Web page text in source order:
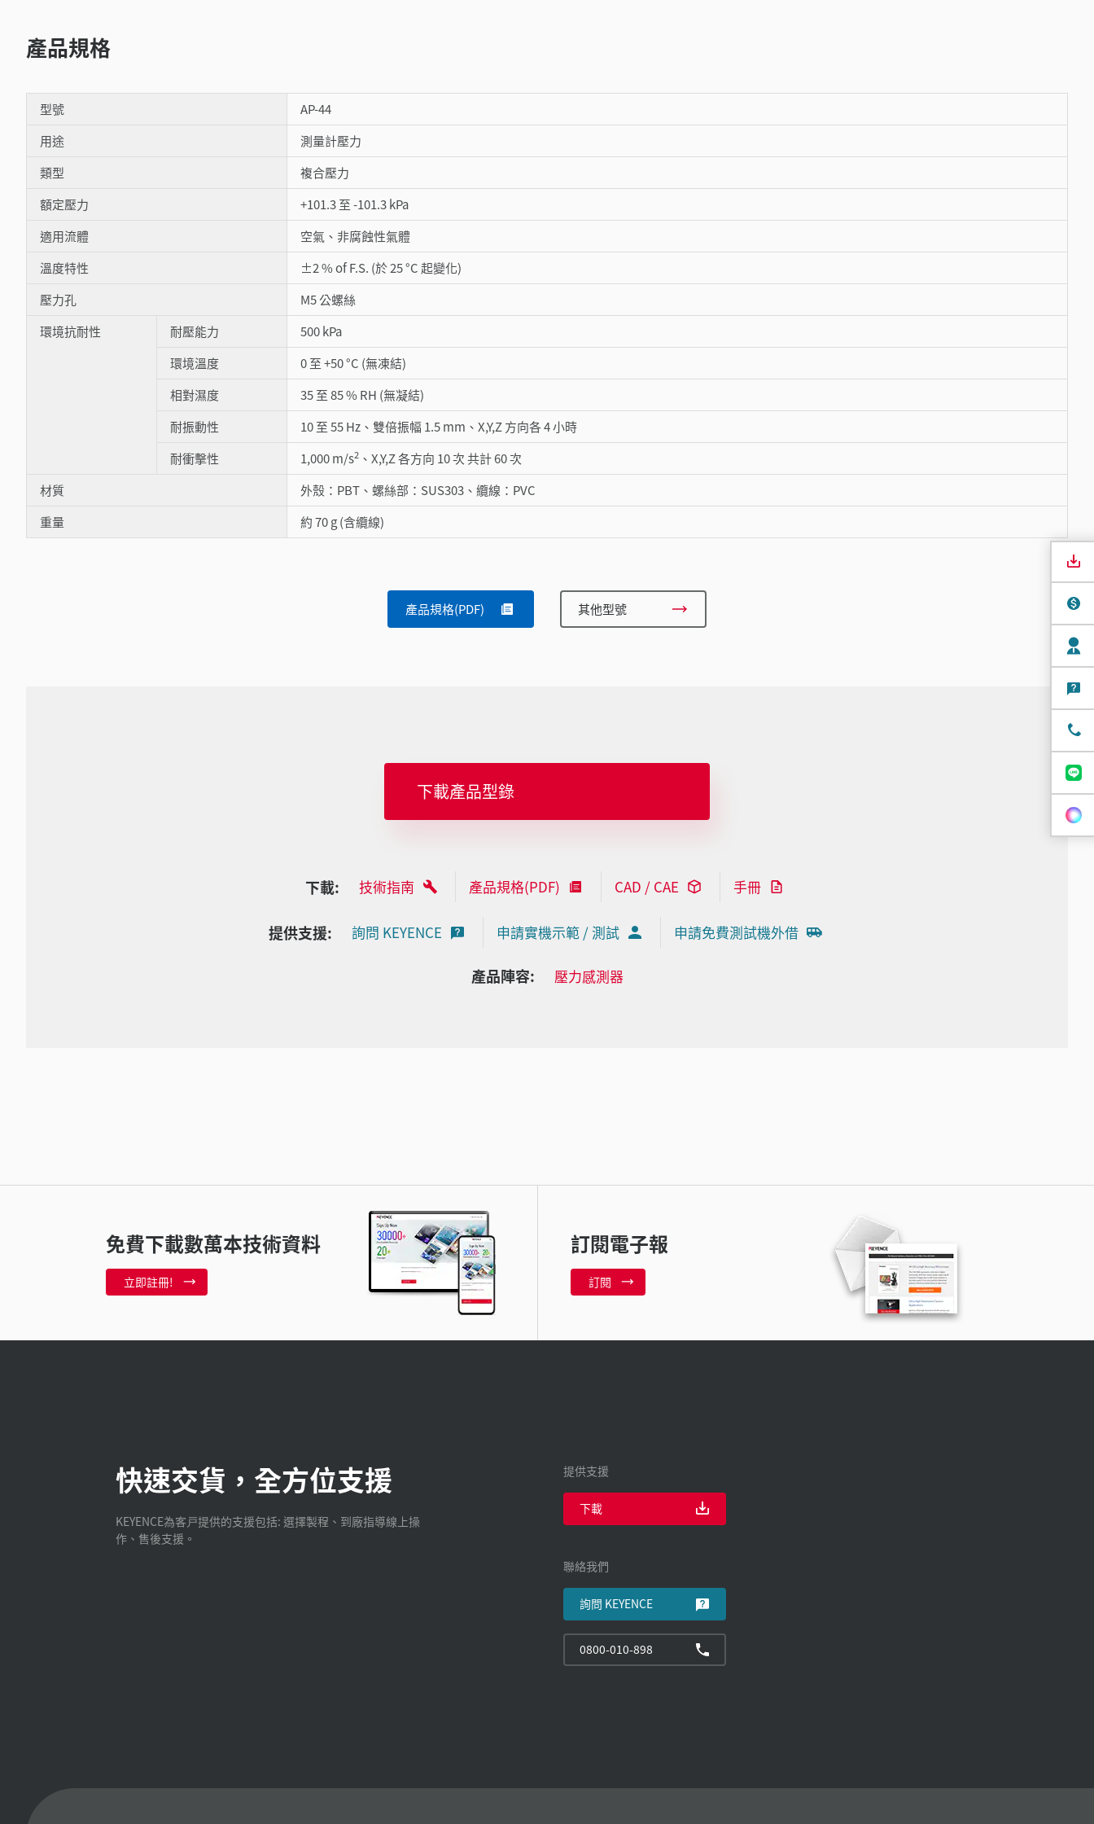
產品規格
型號
AP-44
用途
測量計壓力
類型
複合壓力
額定壓力
+101.3 至 -101.3 kPa
適用流體
空氣、非腐蝕性氣體
溫度特性
±2 % of F.S. (於 25 °C 起變化)
壓力孔
M5 公螺絲
環境抗耐性
耐壓能力
500 kPa
環境溫度
0 至 +50 °C (無凍結)
相對濕度
35 至 85 % RH (無凝結)
耐振動性
10 至 55 Hz、雙倍振幅 1.5 mm、X,Y,Z 方向各 4 小時
耐衝擊性
1,000 m/s2 、X,Y,Z 各方向 10 次 共計 60 次
材質
外殼：PBT、螺絲部：SUS303、纜線：PVC
重量
約 70 g (含纜線)
產品規格(PDF) 其他型號
下載產品型錄
下載: 技術指南 產品規格(PDF) CAD / CAE 手冊
提供支援: 詢問 KEYENCE 申請實機示範 / 測試 申請免費測試機外借
產品陣容: 壓力感測器
免費下載數萬本技術資料
立即註冊!
訂閱電子報
訂閱
快速交貨，全方位支援
KEYENCE為客戸提供的支援包括: 選擇製程、到廠指導線上操
作、售後支援。
提供支援
下載
聯絡我們
詢問 KEYENCE
0800-010-898